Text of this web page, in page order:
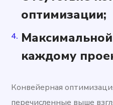
оптимизации;
каждому
Конвейерная
перечисленные выше